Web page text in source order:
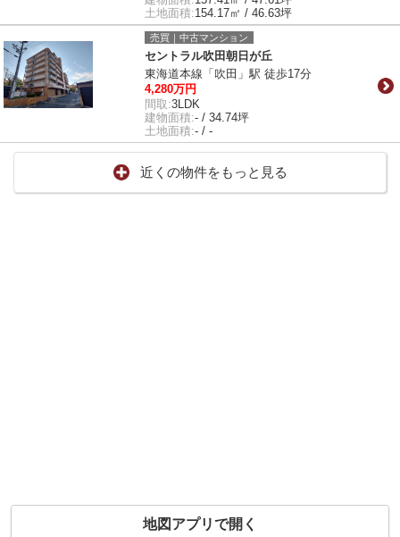
土地面積:154.17㎡ / 46.63坪
売買｜中古マンション
セントラル吹田朝日が丘
東海道本線「吹田」駅 徒歩17分
4,280万円
間取:3LDK
建物面積:- / 34.74坪
土地面積:- / -
近くの物件をもっと見る
地図アプリで開く